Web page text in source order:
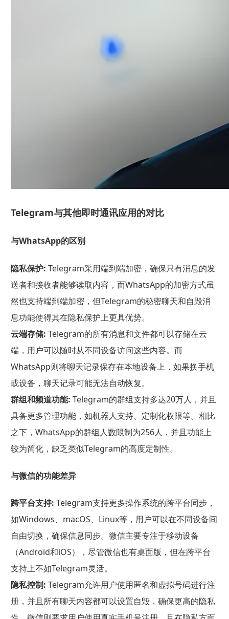
Telegram与其他即时通讯应用的对比
与WhatsApp的区别
隐私保护: Telegram采用端到端加密，确保只有消息的发
送者和接收者能够读取内容，而WhatsApp的加密方式虽
然也支持端到端加密，但Telegram的秘密聊天和自毁消
息功能使得其在隐私保护上更具优势。
云端存储: Telegram的所有消息和文件都可以存储在云
端，用户可以随时从不同设备访问这些内容。而
WhatsApp则将聊天记录保存在本地设备上，如果换手机
或设备，聊天记录可能无法自动恢复。
群组和频道功能: Telegram的群组支持多达20万人，并且
具备更多管理功能，如机器人支持、定制化权限等。相比
之下，WhatsApp的群组人数限制为256人，并且功能上
较为简化，缺乏类似Telegram的高度定制性。
与微信的功能差异
跨平台支持: Telegram支持更多操作系统的跨平台同步，
如Windows、macOS、Linux等，用户可以在不同设备间
自由切换，确保信息同步。微信主要专注于移动设备
（Android和iOS），尽管微信也有桌面版，但在跨平台
支持上不如Telegram灵活。
隐私控制: Telegram允许用户使用匿名和虚拟号码进行注
册，并且所有聊天内容都可以设置自毁，确保更高的隐私